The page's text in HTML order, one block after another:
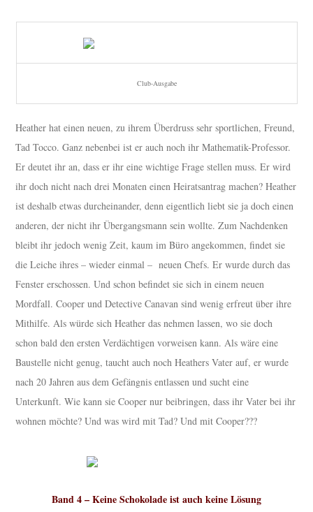
Club-Ausgabe
Heather hat einen neuen, zu ihrem Überdruss sehr sportlichen, Freund,
Tad Tocco. Ganz nebenbei ist er auch noch ihr Mathematik-Professor.
Er deutet ihr an, dass er ihr eine wichtige Frage stellen muss. Er wird
ihr doch nicht nach drei Monaten einen Heiratsantrag machen? Heather
ist deshalb etwas durcheinander, denn eigentlich liebt sie ja doch einen
anderen, der nicht ihr Übergangsmann sein wollte. Zum Nachdenken
bleibt ihr jedoch wenig Zeit, kaum im Büro angekommen, findet sie
die Leiche ihres – wieder einmal – neuen Chefs. Er wurde durch das
Fenster erschossen. Und schon befindet sie sich in einem neuen
Mordfall. Cooper und Detective Canavan sind wenig erfreut über ihre
Mithilfe. Als würde sich Heather das nehmen lassen, wo sie doch
schon bald den ersten Verdächtigen vorweisen kann. Als wäre eine
Baustelle nicht genug, taucht auch noch Heathers Vater auf, er wurde
nach 20 Jahren aus dem Gefängnis entlassen und sucht eine
Unterkunft. Wie kann sie Cooper nur beibringen, dass ihr Vater bei ihr
wohnen möchte? Und was wird mit Tad? Und mit Cooper???
Band 4 – Keine Schokolade ist auch keine Lösung